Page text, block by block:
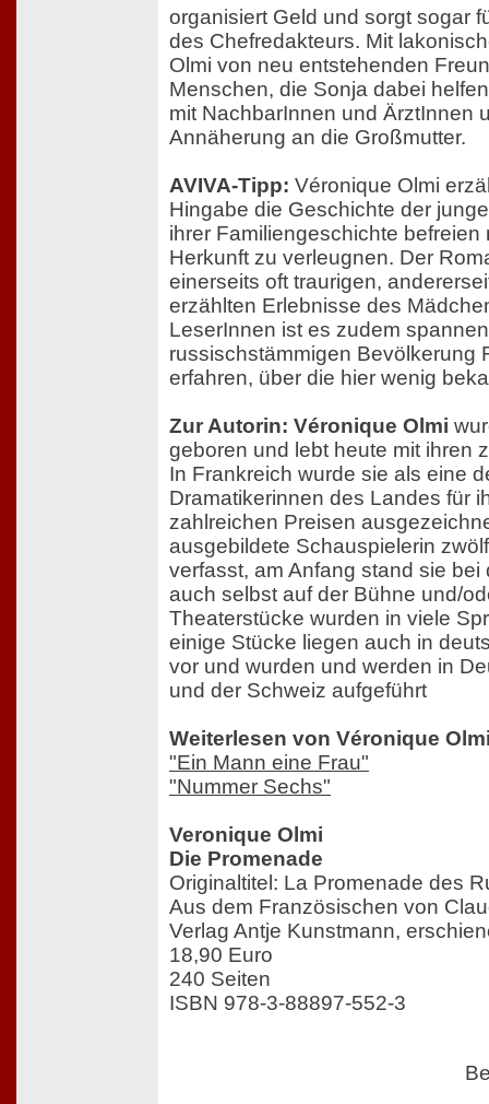
organisiert Geld und sorgt sogar
des Chefredakteurs. Mit
Olmi von neu entstehenden
Menschen, die Sonja dabei
mit NachbarInnen und ÄrztInnen
Annäherung an die Großmutter.
AVIVA-Tipp: Véronique Olmi
Hingabe die Geschichte der
ihrer Familiengeschichte befreien
Herkunft zu verleugnen. Der
einerseits oft traurigen,
erzählten Erlebnisse des
LeserInnen ist es zudem
russischstämmigen Bevölkerung
erfahren, über die hier wenig
Zur Autorin: Véronique Olmi
geboren und lebt heute mit ihren
In Frankreich wurde sie als eine
Dramatikerinnen des Landes für
zahlreichen Preisen
ausgebildete Schauspielerin
verfasst, am Anfang stand sie bei
auch selbst auf der Bühne und/
Theaterstücke wurden in viele
einige Stücke liegen auch in
vor und wurden und werden in
und der Schweiz aufgeführt
Weiterlesen von Véronique
"Ein Mann eine Frau"
"Nummer Sechs"
Veronique Olmi
Die Promenade
Originaltitel: La Promenade des
Aus dem Französischen von
Verlag Antje Kunstmann,
18,90 Euro
240 Seiten
ISBN 978-3-88897-552-3